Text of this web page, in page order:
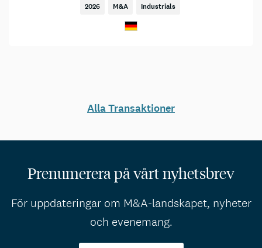
2026 M&A Industrials
Alla Transaktioner
Prenumerera på vårt nyhetsbrev
För uppdateringar om M&A-landskapet, nyheter
och evenemang.